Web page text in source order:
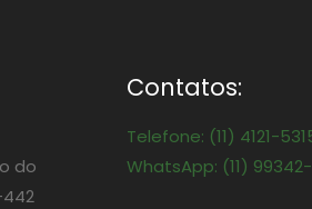
do
442
Contatos:
Telefone: (11) 4121-
WhatsApp: (11)